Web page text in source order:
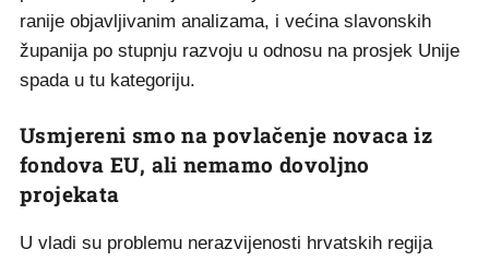
ranije objavljivanim analizama, i većina slavonskih
županija po stupnju razvoju u odnosu na prosjek Unije
spada u tu kategoriju.
Usmjereni smo na povlačenje novaca iz
fondova EU, ali nemamo dovoljno
projekata
U vladi su problemu nerazvijenosti hrvatskih regija